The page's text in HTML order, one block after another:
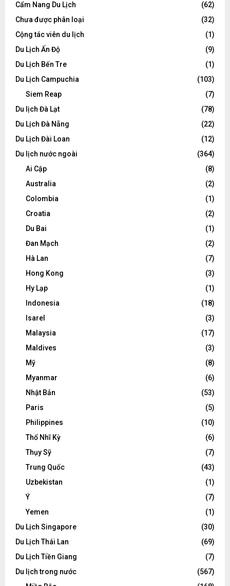
Cẩm Nang Du Lịch
(62)
Chưa được phân loại
(32)
Cộng tác viên du lịch
(1)
Du Lịch Ấn Độ
(9)
Du Lịch Bến Tre
(1)
Du Lịch Campuchia
(103)
Siem Reap
(7)
Du lịch Đà Lạt
(78)
Du Lịch Đà Nẵng
(22)
Du Lịch Đài Loan
(12)
Du lịch nước ngoài
(364)
Ai Cập
(8)
Australia
(2)
Colombia
(1)
Croatia
(2)
Du Bai
(1)
Đan Mạch
(2)
Hà Lan
(7)
Hong Kong
(3)
Hy Lạp
(1)
Indonesia
(18)
Isarel
(3)
Malaysia
(17)
Maldives
(3)
Mỹ
(8)
Myanmar
(6)
Nhật Bản
(53)
Paris
(5)
Philippines
(10)
Thổ Nhĩ Kỳ
(6)
Thụy Sỹ
(7)
Trung Quốc
(43)
Uzbekistan
(1)
Ý
(7)
Yemen
(1)
Du Lịch Singapore
(30)
Du Lịch Thái Lan
(69)
Du Lịch Tiền Giang
(7)
Du lịch trong nước
(567)